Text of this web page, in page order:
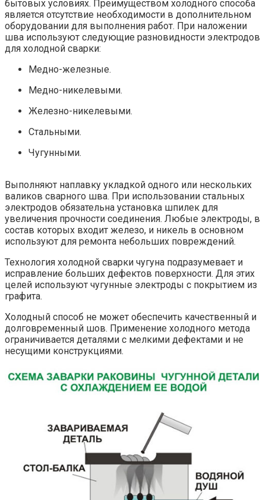
бытовых условиях. Преимуществом холодного способа
является отсутствие необходимости в дополнительном
оборудовании для выполнения работ. При наложении
шва используют следующие разновидности электродов
для холодной сварки:
Медно-железные.
Медно-никелевыми.
Железно-никелевыми.
Стальными.
Чугунными.
Выполняют наплавку укладкой одного или нескольких
валиков сварного шва. При использовании стальных
электродов обязательна установка шпилек для
увеличения прочности соединения. Любые электроды, в
состав которых входит железо, и никель в основном
используют для ремонта небольших повреждений.
Технология холодной сварки чугуна подразумевает и
исправление больших дефектов поверхности. Для этих
целей используют чугунные электроды с покрытием из
графита.
Холодный способ не может обеспечить качественный и
долговременный шов. Применение холодного метода
ограничивается деталями с мелкими дефектами и не
несущими конструкциями.